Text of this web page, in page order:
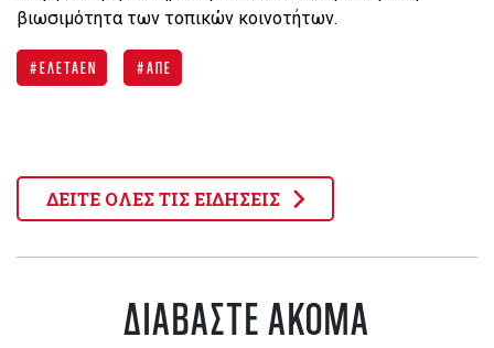
βιωσιμότητα των τοπικών κοινοτήτων.
ΕΛΕΤΑΕΝ ΑΠΕ
ΔΕΙΤΕ ΟΛΕΣ ΤΙΣ ΕΙΔΗΣΕΙΣ
ΔΙΑΒΑΣΤΕ ΑΚΟΜΑ